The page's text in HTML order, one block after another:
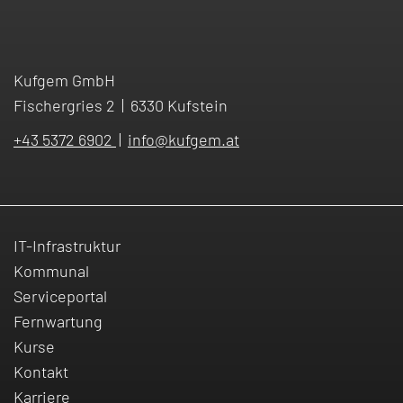
Export nach k5 DMS für Amtssignatur und Import in
Sitzung
Kufgem GmbH
Fischergries 2 | 6330 Kufstein
+43 5372 6902 | info@kufgem.at
IT-Infrastruktur
Kommunal
Serviceportal
Fernwartung
Kurse
Kontakt
Karriere